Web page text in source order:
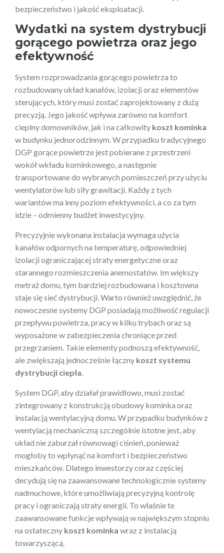
bezpieczeństwo i jakość eksploatacji.
Wydatki na system dystrybucji
gorącego powietrza oraz jego
efektywność
System rozprowadzania gorącego powietrza to
rozbudowany układ kanałów, izolacji oraz elementów
sterujących, który musi zostać zaprojektowany z dużą
precyzją. Jego jakość wpływa zarówno na komfort
cieplny domowników, jak i na całkowity koszt kominka
w budynku jednorodzinnym. W przypadku tradycyjnego
DGP gorące powietrze jest pobierane z przestrzeni
wokół wkładu kominkowego, a następnie
transportowane do wybranych pomieszczeń przy użyciu
wentylatorów lub siły grawitacji. Każdy z tych
wariantów ma inny poziom efektywności, a co za tym
idzie – odmienny budżet inwestycyjny.
Precyzyjnie wykonana instalacja wymaga użycia
kanałów odpornych na temperaturę, odpowiedniej
izolacji ograniczającej straty energetyczne oraz
starannego rozmieszczenia anemostatów. Im większy
metraż domu, tym bardziej rozbudowana i kosztowna
staje się sieć dystrybucji. Warto również uwzględnić, że
nowoczesne systemy DGP posiadają możliwość regulacji
przepływu powietrza, pracy w kilku trybach oraz są
wyposażone w zabezpieczenia chroniące przed
przegrzaniem. Takie elementy podnoszą efektywność,
ale zwiększają jednocześnie łączny koszt systemu
dystrybucji ciepła
System DGP, aby działał prawidłowo, musi zostać
zintegrowany z konstrukcją obudowy kominka oraz
instalacją wentylacyjną domu. W przypadku budynków z
wentylacją mechaniczną szczególnie istotne jest, aby
układ nie zaburzał równowagi ciśnień, ponieważ
mogłoby to wpłynąć na komfort i bezpieczeństwo
mieszkańców. Dlatego inwestorzy coraz częściej
decydują się na zaawansowane technologicznie systemy
nadmuchowe, które umożliwiają precyzyjną kontrolę
pracy i ograniczają straty energii. To właśnie te
zaawansowane funkcje wpływają w największym stopniu
na ostateczny koszt kominka wraz z instalacją
towarzyszącą.